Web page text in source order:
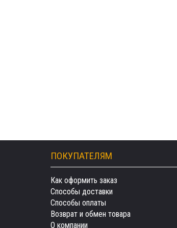
ПОКУПАТЕЛЯМ
Как оформить заказ
Способы доставки
Способы оплаты
Возврат и обмен товара
О компании